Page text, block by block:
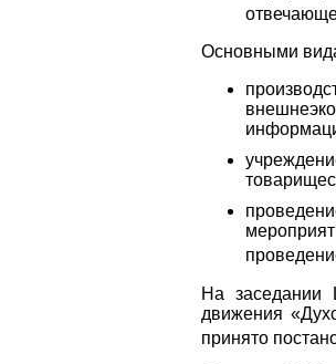
Основными
На заседании
движения
принято